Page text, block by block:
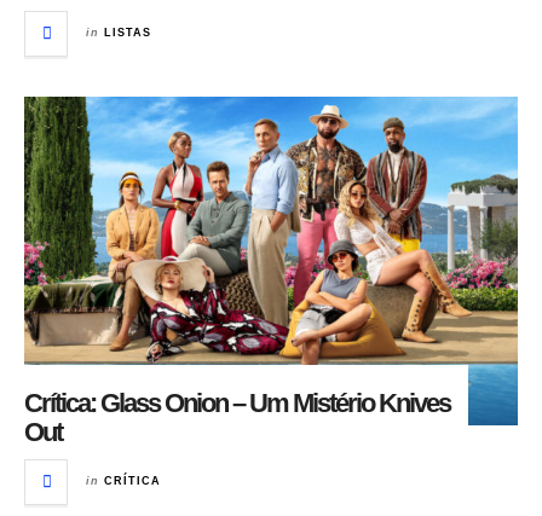
in LISTAS
Crítica: Glass Onion – Um Mistério Knives
Out
in CRÍTICA